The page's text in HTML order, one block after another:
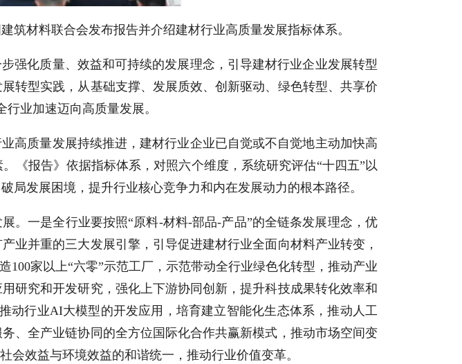
材料联合会发布报告并介绍建材行业高质量发展指标体系。
强化质量、效益和可持续的发展理念，引导建材行业企业发展转型
转型实践，从基础支撑、发展质效、创新驱动、绿色转型、共享价
业加速迈向高质量发展。
高质量发展持续推进，建材行业企业已自觉或不自觉地主动加快高
《报告》依据指标体系，对照六个维度，系统研究评估“十四五”以
发展困境，提升行业核心竞争力和内在发展动力的根本路径。
。一是全行业要按照“原料-材料-部品-产品”的全链条发展理念，优
业并重的三大发展引擎，引导促进建材行业全面向材料产业转变，
家以上“六零”示范工厂，示范带动全行业绿色化转型，推动产业
研究和开发研究，强化上下游协同创新，提升科技成果转化效率和
动行业AI大模型的开发应用，培育建立智能化生态体系，推动人工
、全产业链协同的全方位国际化合作共赢新模式，推动市场空间变
会效益与环境效益的和谐统一，推动行业价值变革。